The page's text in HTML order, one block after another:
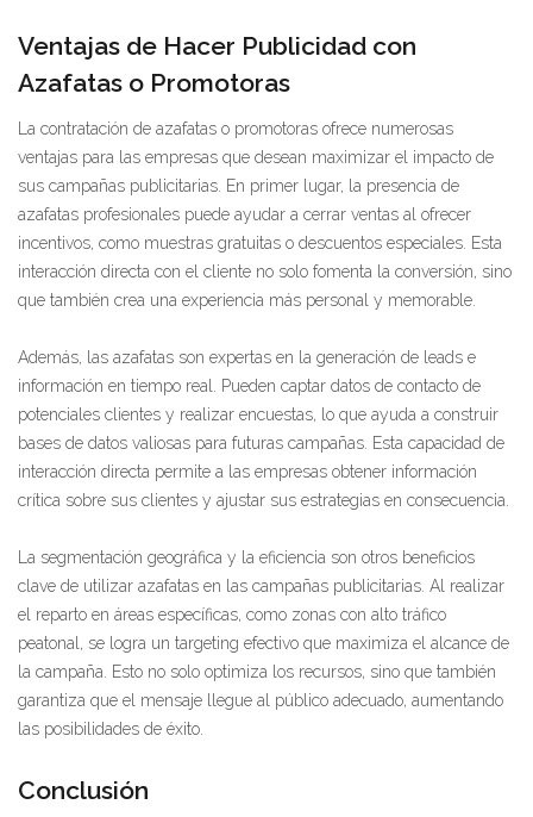
Ventajas de Hacer Publicidad con
Azafatas o Promotoras
La contratación de azafatas o promotoras ofrece numerosas
ventajas para las empresas que desean maximizar el impacto de
sus campañas publicitarias. En primer lugar, la presencia de
azafatas profesionales puede ayudar a cerrar ventas al ofrecer
incentivos, como muestras gratuitas o descuentos especiales. Esta
interacción directa con el cliente no solo fomenta la conversión, sino
que también crea una experiencia más personal y memorable.
Además, las azafatas son expertas en la generación de leads e
información en tiempo real. Pueden captar datos de contacto de
potenciales clientes y realizar encuestas, lo que ayuda a construir
bases de datos valiosas para futuras campañas. Esta capacidad de
interacción directa permite a las empresas obtener información
crítica sobre sus clientes y ajustar sus estrategias en consecuencia.
La segmentación geográfica y la eficiencia son otros beneficios
clave de utilizar azafatas en las campañas publicitarias. Al realizar
el reparto en áreas específicas, como zonas con alto tráfico
peatonal, se logra un targeting efectivo que maximiza el alcance de
la campaña. Esto no solo optimiza los recursos, sino que también
garantiza que el mensaje llegue al público adecuado, aumentando
las posibilidades de éxito.
Conclusión